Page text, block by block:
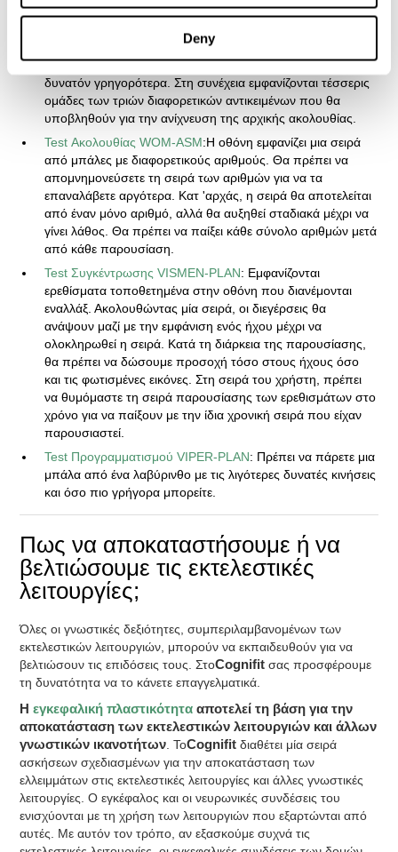
Deny
απαντήσουμε.
Test Αναγνώρισης WOM-REST
τρία κοινά αντικείμενα. Πρώτα πρέπει να θυμόμαστε τη
σειρά παρουσίασης των τριών αντικειμένων όσο το
δυνατόν γρηγορότερα. Στη συνέχεια εμφανίζονται τέσσερις
ομάδες των τριών διαφορετικών αντικειμένων που θα
υποβληθούν για την ανίχνευση της αρχικής ακολουθίας.
Test Ακολουθίας WOM-ASM:Η οθόνη εμφανίζει μια σειρά
από μπάλες με διαφορετικούς αριθμούς. Θα πρέπει να
απομνημονεύσετε τη σειρά των αριθμών για να τα
επαναλάβετε αργότερα. Κατ 'αρχάς, η σειρά θα αποτελείται
από έναν μόνο αριθμό, αλλά θα αυξηθεί σταδιακά μέχρι να
γίνει λάθος. Θα πρέπει να παίξει κάθε σύνολο αριθμών μετά
από κάθε παρουσίαση.
Test Συγκέντρωσης VISMEN-PLAN: Εμφανίζονται
ερεθίσματα τοποθετημένα στην οθόνη που διανέμονται
εναλλάξ. Ακολουθώντας μία σειρά, οι διεγέρσεις θα
ανάψουν μαζί με την εμφάνιση ενός ήχου μέχρι να
ολοκληρωθεί η σειρά. Κατά τη διάρκεια της παρουσίασης,
θα πρέπει να δώσουμε προσοχή τόσο στους ήχους όσο
και τις φωτισμένες εικόνες. Στη σειρά του χρήστη, πρέπει
να θυμόμαστε τη σειρά παρουσίασης των ερεθισμάτων στο
χρόνο για να παίξουν με την ίδια χρονική σειρά που είχαν
παρουσιαστεί.
Test Προγραμματισμού VIPER-PLAN: Πρέπει να πάρετε μια
μπάλα από ένα λαβύρινθο με τις λιγότερες δυνατές κινήσεις
και όσο πιο γρήγορα μπορείτε.
Πως να αποκαταστήσουμε ή να
βελτιώσουμε τις εκτελεστικές
λειτουργίες;
Όλες οι γνωστικές δεξιότητες, συμπεριλαμβανομένων των
εκτελεστικών λειτουργιών, μπορούν να εκπαιδευθούν για να
βελτιώσουν τις επιδόσεις τους. ΣτοCognifitσας προσφέρουμε
τη δυνατότητα να το κάνετε επαγγελματικά.
H εγκεφαλική πλαστικότητα αποτελεί τη βάση για την
αποκατάσταση των εκτελεστικών λειτουργιών και άλλων
γνωστικών ικανοτήτων. ToCognifit διαθέτει μία σειρά
ασκήσεων σχεδιασμένων για την αποκατάσταση των
ελλειμμάτων στις εκτελεστικές λειτουργίες και άλλες γνωστικές
λειτουργίες. Ο εγκέφαλος και οι νευρωνικές συνδέσεις του
ενισχύονται με τη χρήση των λειτουργιών που εξαρτώνται από
αυτές. Με αυτόν τον τρόπο, αν εξασκούμε συχνά τις